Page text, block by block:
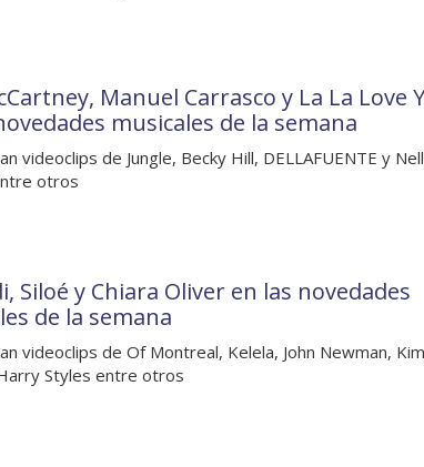
Manuel Carrasco y La La Love
musicales de la semana
videoclips de Jungle, Becky Hill, DELLAFUENTE y
otros
Siloé y Chiara Oliver en las novedades
de la semana
videoclips de Of Montreal, Kelela, John Newman, Kim
Styles entre otros